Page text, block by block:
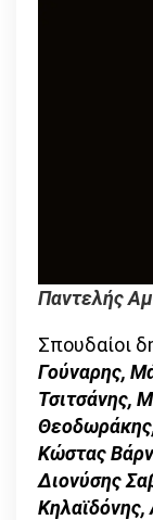
Παντελής
Σπουδαίοι
Γούναρης,
Τσιτσάνης,
Κώστας
Διονύσης